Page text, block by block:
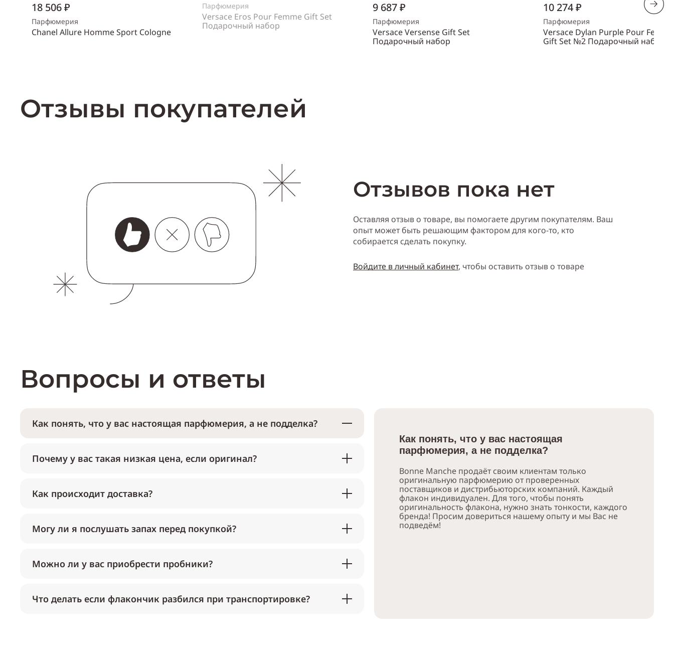
18 506 ₽
Парфюмерия
Chanel Allure Homme Sport Cologne
Парфюмерия
Versace Eros Pour Femme Gift Set
Подарочный набор
9 687 ₽
Парфюмерия
Versace Versense Gift Set
Подарочный набор
10 274 ₽
Парфюмерия
Versace Dylan Purple Pour Femme
Gift Set №2 Подарочный набор
Отзывы покупателей
Отзывов пока нет
Оставляя отзыв о товаре, вы помогаете другим покупателям. Ваш
опыт может быть решающим фактором для кого-то, кто
собирается сделать покупку.
Войдите в личный кабинет, чтобы оставить отзыв о товаре
Вопросы и ответы
Как понять, что у вас настоящая парфюмерия, а не подделка?
Почему у вас такая низкая цена, если оригинал?
Как происходит доставка?
Могу ли я послушать запах перед покупкой?
Можно ли у вас приобрести пробники?
Что делать если флакончик разбился при транспортировке?
Как понять, что у вас настоящая
парфюмерия, а не подделка?
Bonne Manche продаёт своим клиентам только
оригинальную парфюмерию от проверенных
поставщиков и дистрибьюторских компаний. Каждый
флакон индивидуален. Для того, чтобы понять
оригинальность флакона, нужно знать тонкости, каждого
бренда! Просим довериться нашему опыту и мы Вас не
подведём!